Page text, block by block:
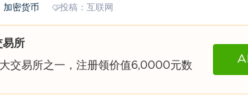
加密货币 投稿：互联网
易所
交易所之一，注册领价值6,0000元数